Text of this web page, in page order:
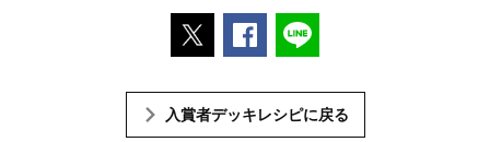
ポストするFacebookでシェアする
入賞者デッキレシピに戻る